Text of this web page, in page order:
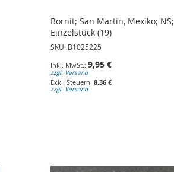
Bornit; San Martin, Mexiko; NS;
Einzelstück (19)
SKU: B1025225
9,95 €
zzgl. Versand
8,36 €
zzgl. Versand